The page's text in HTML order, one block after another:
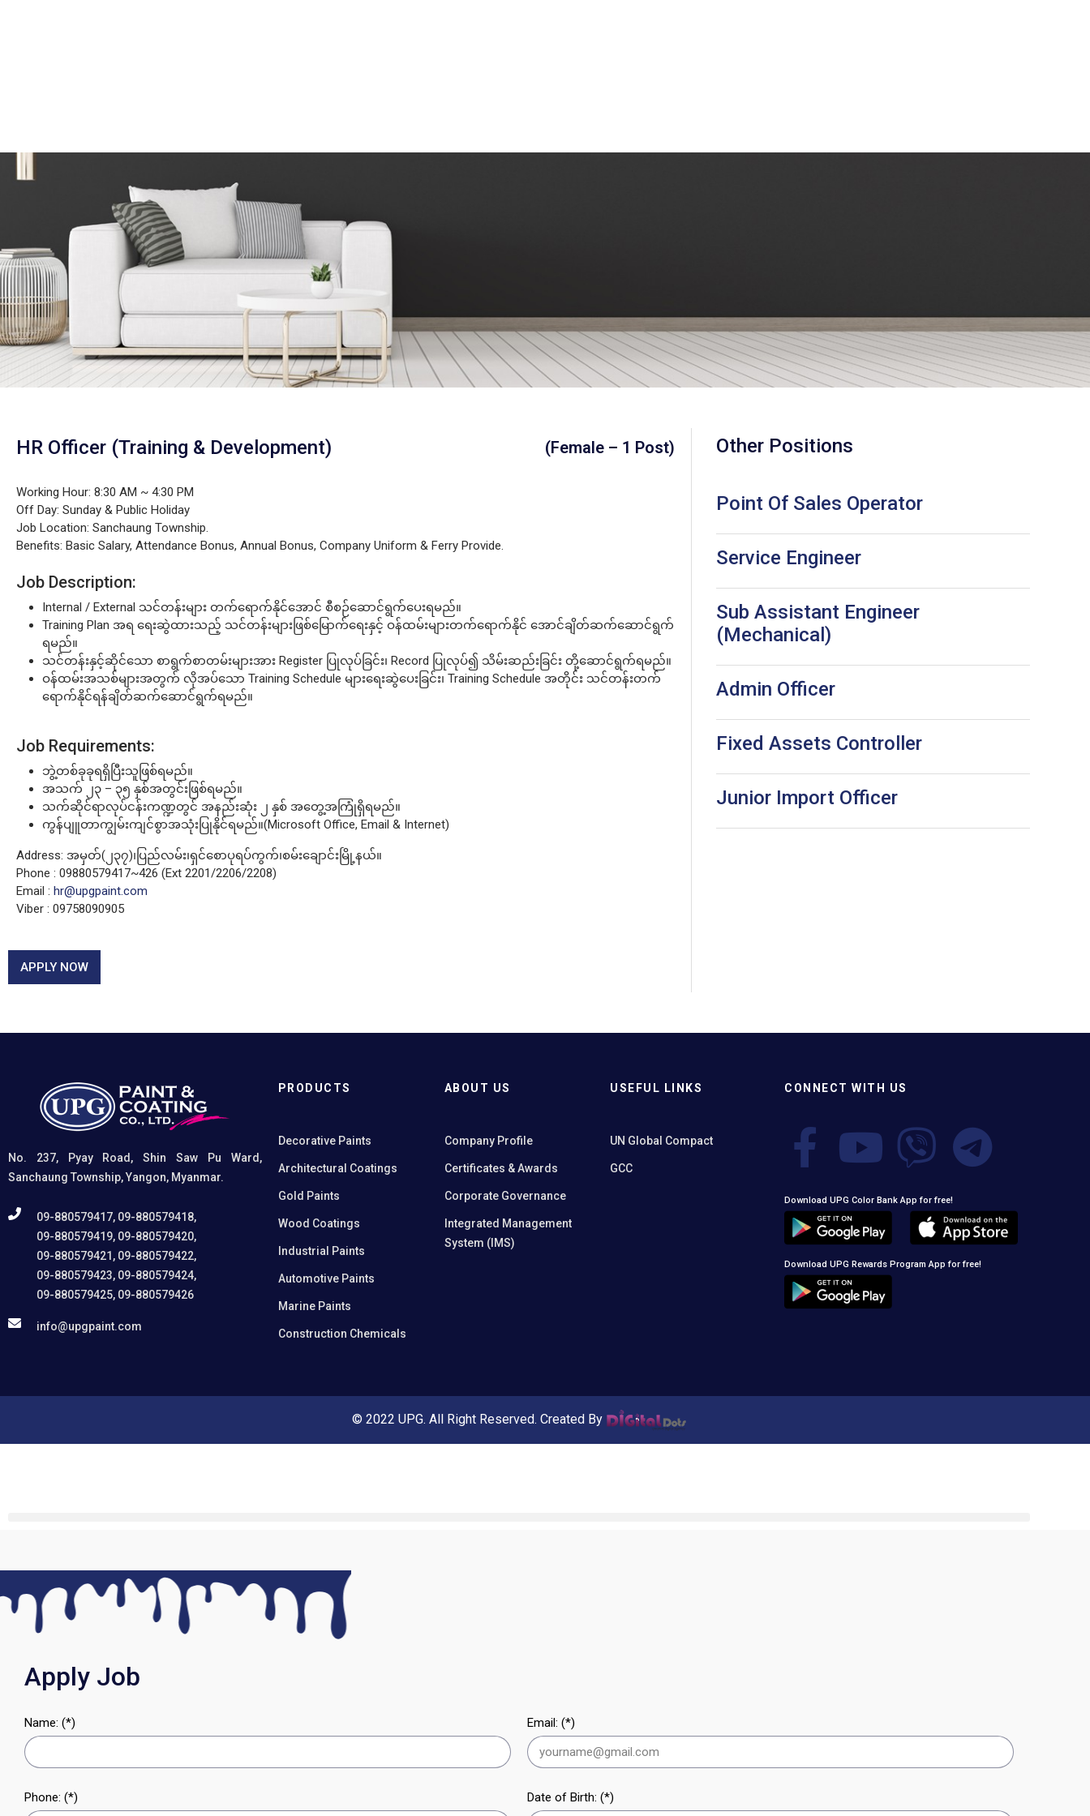
HR Officer (Training & Development) (Female – 1 Post)
Working Hour: 8:30 AM ~ 4:30 PM
Off Day: Sunday & Public Holiday
Job Location: Sanchaung Township.
Benefits: Basic Salary, Attendance Bonus, Annual Bonus, Company Uniform & Ferry Provide.
Job Description:
Internal / External သင်တန်းများ တက်ရောက်နိုင်အောင် စီစဉ်ဆောင်ရွက်ပေးရမည်။
Training Plan အရ ရေးဆွဲထားသည့် သင်တန်းများဖြစ်မြောက်ရေးနှင့် ဝန်ထမ်းများတက်ရောက်နိုင် အောင်ချိတ်ဆက်ဆောင်ရွက်
ရမည်။
သင်တန်းနှင့်ဆိုင်သော စာရွက်စာတမ်းများအား Register ပြုလုပ်ခြင်း၊ Record ပြုလုပ်၍ သိမ်းဆည်းခြင်း တို့ဆောင်ရွက်ရမည်။
ဝန်ထမ်းအသစ်များအတွက် လိုအပ်သော Training Schedule များရေးဆွဲပေးခြင်း၊ Training Schedule အတိုင်း သင်တန်းတက်
ရောက်နိုင်ရန်ချိတ်ဆက်ဆောင်ရွက်ရမည်။
Job Requirements:
ဘွဲ့တစ်ခုခုရရှိပြီးသူဖြစ်ရမည်။
အသက် ၂၃ – ၃၅ နှစ်အတွင်းဖြစ်ရမည်။
သက်ဆိုင်ရာလုပ်ငန်းကဏ္ဍတွင် အနည်းဆုံး ၂ နှစ် အတွေ့အကြုံရှိရမည်။
ကွန်ပျူတာကျွမ်းကျင်စွာအသုံးပြုနိုင်ရမည်။(Microsoft Office, Email & Internet)
Address: အမှတ်(၂၃၇)၊ပြည်လမ်း၊ရှင်စောပုရပ်ကွက်၊စမ်းချောင်းမြို့နယ်။
Phone : 09880579417~426 (Ext 2201/2206/2208)
Email : hr@upgpaint.com
Viber : 09758090905
APPLY NOW
Other Positions
Point Of Sales Operator
Service Engineer
Sub Assistant Engineer
(Mechanical)
Admin Officer
Fixed Assets Controller
Junior Import Officer
No. 237, Pyay Road, Shin Saw Pu Ward,
Sanchaung Township, Yangon, Myanmar.
09-880579417, 09-880579418,
09-880579419, 09-880579420,
09-880579421, 09-880579422,
09-880579423, 09-880579424,
09-880579425, 09-880579426
info@upgpaint.com
PRODUCTS
Decorative Paints
Architectural Coatings
Gold Paints
Wood Coatings
Industrial Paints
Automotive Paints
Marine Paints
Construction Chemicals
ABOUT US
Company Profile
Certificates & Awards
Corporate Governance
Integrated Management
System (IMS)
USEFUL LINKS
UN Global Compact
GCC
CONNECT WITH US
Download UPG Color Bank App for free!
Download UPG Rewards Program App for free!
© 2022 UPG. All Right Reserved. Created By
Apply Job
Name: (*) Email: (*)
Phone: (*) Date of Birth: (*)